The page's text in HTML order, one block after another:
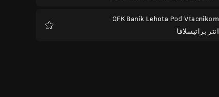
OFK Banik Lehota Pod Vtacnikom
انتر براتيسلافا